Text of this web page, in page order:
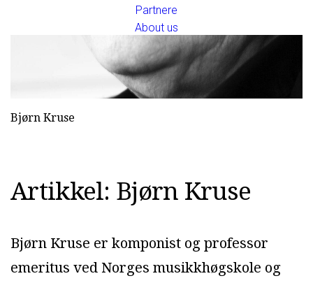
Partnere
About us
Bjørn Kruse
Artikkel: Bjørn Kruse
Bjørn Kruse er komponist og professor
emeritus ved Norges musikkhøgskole og